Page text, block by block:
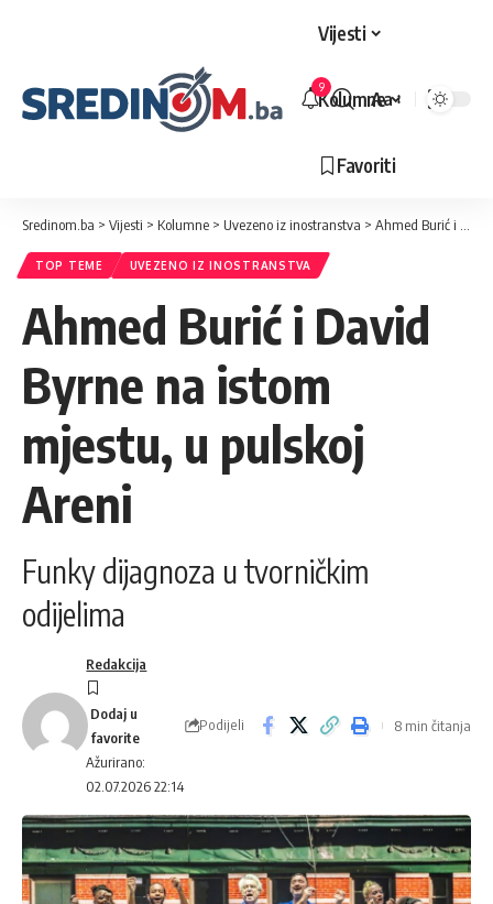
Vijesti
Kolumne
Favoriti
9
Veličina
Aa
Sredinom.ba > Vijesti > Kolumne > Uvezeno iz inostranstva > Ahmed Burić i David Byrne na istom mjestu, u pulskoj Areni
TOP TEME UVEZENO IZ INOSTRANSTVA
Ahmed Burić i David
Byrne na istom
mjestu, u pulskoj
Areni
Funky dijagnoza u tvorničkim
odijelima
Ažurirano:
02.07.2026 22:14
Redakcija
Podijeli 8 min čitanja